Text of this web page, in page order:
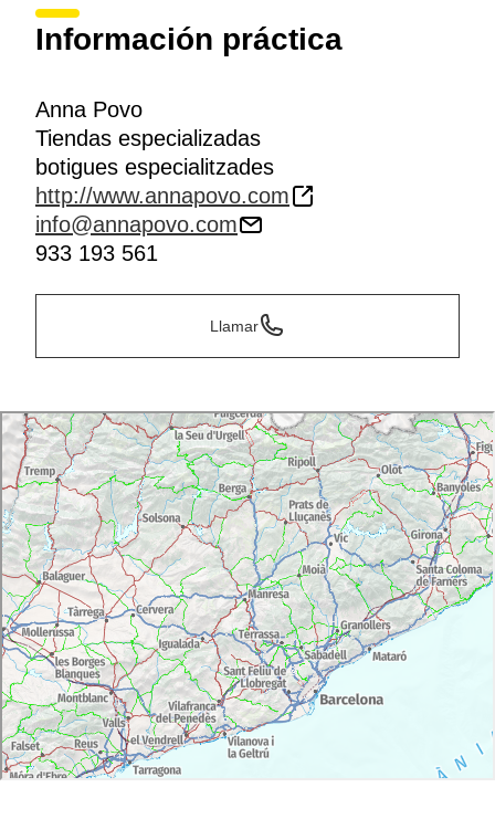
Información práctica
Anna Povo
Tiendas especializadas
botigues especialitzades
http://www.annapovo.com
info@annapovo.com
933 193 561
Llamar